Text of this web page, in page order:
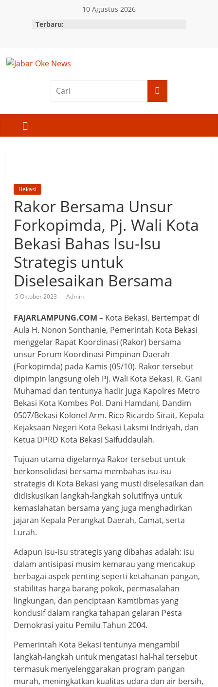
10 Agustus 2026
Terbaru:
News
BaratBekasi
Rakor Bersama Unsur
Forkopimda, Pj. Wali Kota
Bekasi Bahas Isu-Isu
Strategis untuk
Diselesaikan Bersama
5 Oktober 2023 Admin
FAJARLAMPUNG.COM– Kota Bekasi, Bertempat di
Aula H. Nonon Sonthanie, Pemerintah Kota Bekasi
menggelar Rapat Koordinasi (Rakor) bersama
unsur Forum Koordinasi Pimpinan Daerah
(Forkopimda) pada Kamis (05/10). Rakor tersebut
dipimpin langsung oleh Pj. Wali Kota Bekasi, R. Gani
Muhamad dan tentunya hadir juga Kapolres Metro
Bekasi Kota Kombes Pol. Dani Hamdani, Dandim
0507/Bekasi Kolonel Arm. Rico Ricardo Sirait, Kepala
Kejaksaan Negeri Kota Bekasi Laksmi Indriyah, dan
Ketua DPRD Kota Bekasi Saifuddaulah.
Tujuan utama digelarnya Rakor tersebut untuk
berkonsolidasi bersama membahas isu-isu
strategis di Kota Bekasi yang musti diselesaikan dan
didiskusikan langkah-langkah solutifnya untuk
kemaslahatan bersama yang juga menghadirkan
jajaran Kepala Perangkat Daerah, Camat, serta
Lurah.
Adapun isu-isu strategis yang dibahas adalah: isu
dalam antisipasi musim kemarau yang mencakup
berbagai aspek penting seperti ketahanan pangan,
stabilitas harga barang pokok, permasalahan
lingkungan, dan penciptaan Kamtibmas yang
kondusif dalam rangka tahapan gelaran Pesta
Demokrasi yaitu Pemilu Tahun 2004.
Pemerintah Kota Bekasi tentunya mengambil
langkah-langkah untuk mengatasi hal-hal tersebut
termasuk menyelenggarakan program pangan
murah, meningkatkan kualitas udara dan air bersih,